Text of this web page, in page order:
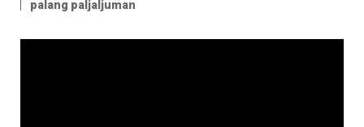
palang paljaljuman